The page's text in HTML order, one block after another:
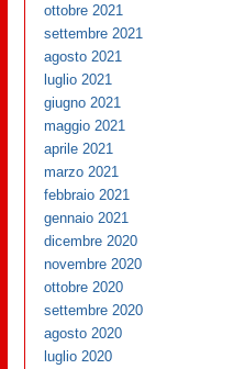
ottobre 2021
settembre 2021
agosto 2021
luglio 2021
giugno 2021
maggio 2021
aprile 2021
marzo 2021
febbraio 2021
gennaio 2021
dicembre 2020
novembre 2020
ottobre 2020
settembre 2020
agosto 2020
luglio 2020